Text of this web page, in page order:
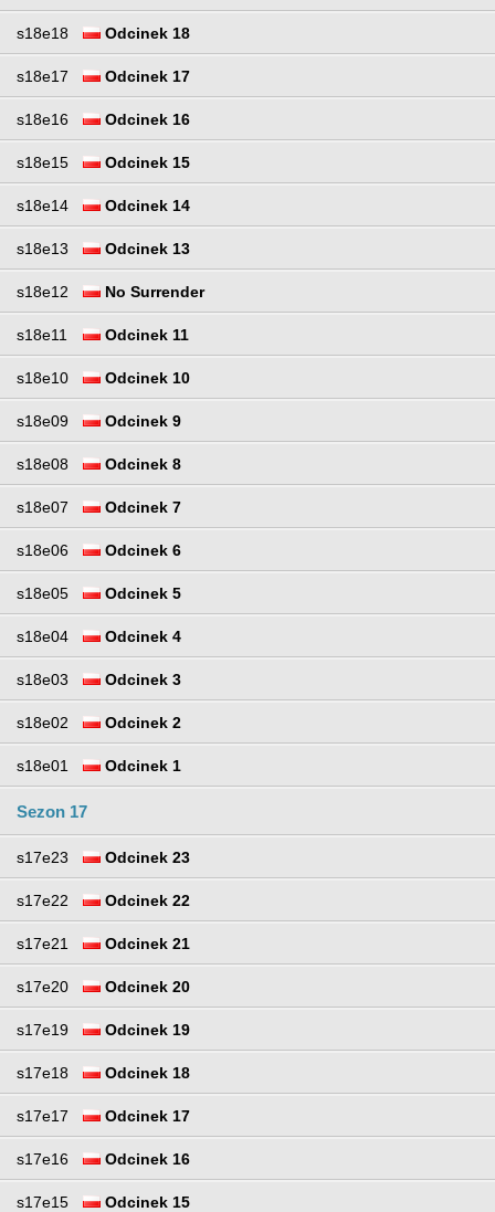
s18e18 Odcinek 18
s18e17 Odcinek 17
s18e16 Odcinek 16
s18e15 Odcinek 15
s18e14 Odcinek 14
s18e13 Odcinek 13
s18e12 No Surrender
s18e11 Odcinek 11
s18e10 Odcinek 10
s18e09 Odcinek 9
s18e08 Odcinek 8
s18e07 Odcinek 7
s18e06 Odcinek 6
s18e05 Odcinek 5
s18e04 Odcinek 4
s18e03 Odcinek 3
s18e02 Odcinek 2
s18e01 Odcinek 1
Sezon 17
s17e23 Odcinek 23
s17e22 Odcinek 22
s17e21 Odcinek 21
s17e20 Odcinek 20
s17e19 Odcinek 19
s17e18 Odcinek 18
s17e17 Odcinek 17
s17e16 Odcinek 16
s17e15 Odcinek 15